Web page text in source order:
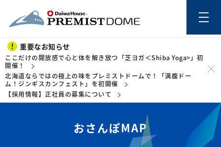
このページの本文を読む
重要なお知らせ
ここだけの開放感で心と体を解き放つ「芝ヨガ＜Shiba Yoga>」初
開催！
北海道ならではの極上の味をプレミストドームで！「満腹ドー
ム！ジンギスカンフェスト」を初開催
【採用情報】正社員の募集について
おさんぽMAP